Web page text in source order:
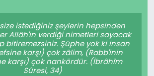
istediğiniz şeylerin hepsinden
Allâh'ın verdiği nimetleri sayacak
bitiremezsiniz. Şüphe yok ki insan
karşı) çok zâlim, (Rabb'inin
karşı) çok nankördür. (İbrâhîm
Sûresi, 34)